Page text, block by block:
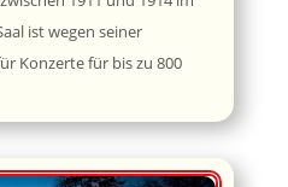
ist wegen seiner
Konzerte für bis zu 800